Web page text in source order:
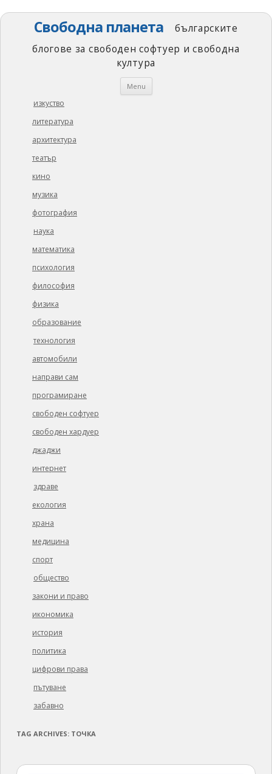
Свободна планета
българските
блогове за свободен софтуер и свободна
култура
Menu Skip
изкуство
литература
архитектура
театър
кино
музика
фотография
наука
математика
психология
философия
физика
образование
технология
автомобили
направи сам
програмиране
свободен софтуер
свободен хардуер
джаджи
интернет
здраве
екология
храна
медицина
спорт
общество
закони и право
икономика
история
политика
цифрови права
пътуване
забавно
TAG ARCHIVES: ТОЧКА